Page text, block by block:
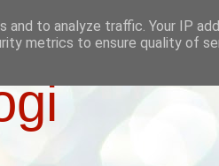
to analyze traffic. Your IP
metrics to ensure quality of